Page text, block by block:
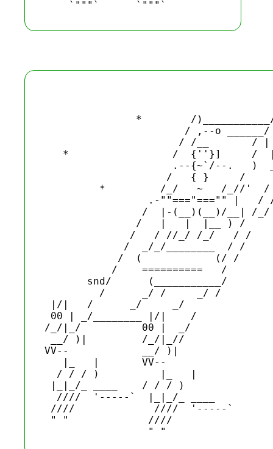
*        /
/ ,--o
/ /__       /
*                 /  {''}]     /
.--{~`/--.   )
/   { }     /
*         /_/   ~   /_//'  /
.-""==="==="" |   /
                /  |-(__)(__)/__| /_/
               /   |   |  |__ ) /
              /   / //_/ /_/   / /
             /  _/_/________  / /
            /  (            (/ /
           /    ==========   /
       snd/      (___________/
         /      _/ /     _/ /
|/|   /      _/     _/
00 | _/________ |/|    /
/_/|_/          00 |  _/
__/ )|         /_/|_//
VV--            __/ )|
   |_   |       VV--
  / / / )          |_   |
|_|_/_ ____    / / / )
  ////  '-----`  |_|_/_ ____
////             ////  '-----`
" "             ////